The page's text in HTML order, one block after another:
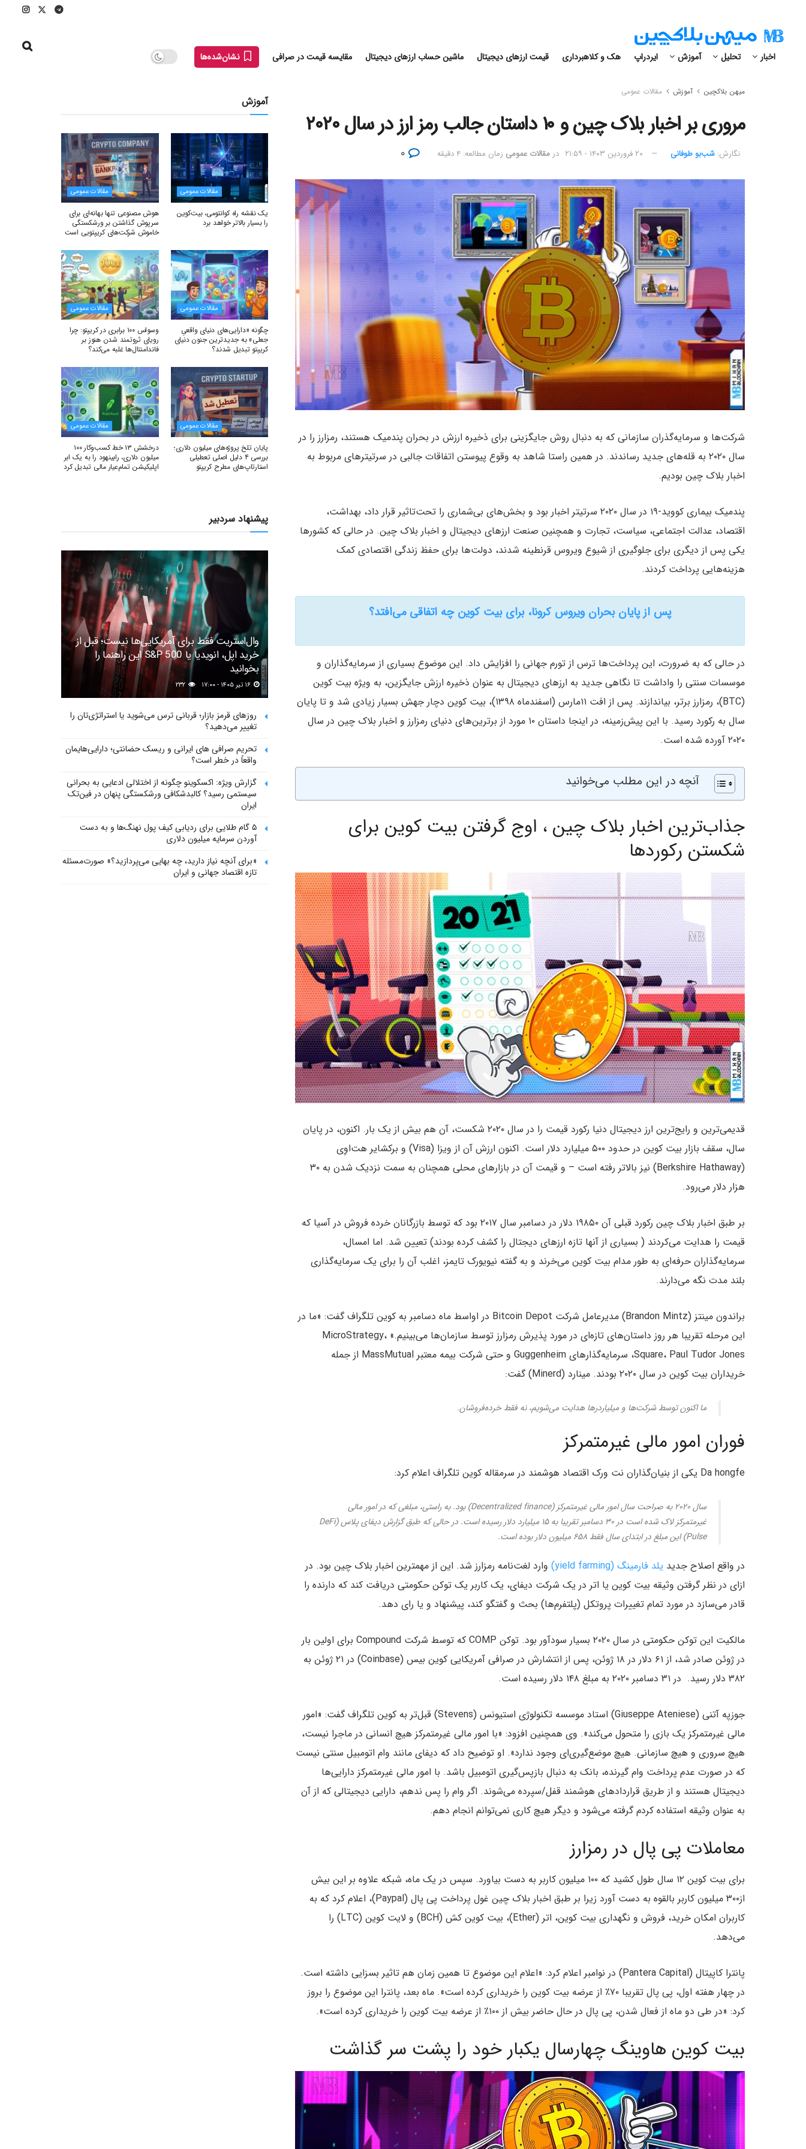
اخبار تحلیل آموزش ایردراپ هک و کلاهبرداری قیمت ارزهای دیجیتال ماشین حساب ارزهای دیجیتال مقایسه قیمت در صرافی نشان‌شده‌ها
میهن بلاکچین آموزش مقالات عمومی
مروری بر اخبار بلاک چین و ۱۰ داستان جالب رمز ارز در سال ۲۰۲۰
نگارش:‌ شب‌بو طوفانی ۲۰ فروردین ۱۴۰۳ - ۲۱:۵۹ در مقالات عمومی زمان مطالعه: ۴ دقیقه
شرکت‌ها و سرمایه‌گذران سازمانی که به دنبال روش جایگزینی برای ذخیره ارزش در بحران پندمیک هستند، رمزارز را در
سال ۲۰۲۰ به قله‌های جدید رساندند. در همین راستا شاهد به وقوع پیوستن اتفاقات جالبی در سرتیترهای مربوط به
اخبار بلاک چین بودیم.
پندمیک بیماری کووید-۱۹ در سال ۲۰۲۰ سرتیتر اخبار بود و بخش‌های بی‌شماری را تحت‌تاثیر قرار داد، بهداشت،
اقتصاد، عدالت اجتماعی، سیاست، تجارت و همچنین صنعت ارزهای دیجیتال و اخبار بلاک چین. در حالی که کشورها
یکی پس از دیگری برای جلوگیری از شیوع ویروس قرنطینه شدند، دولت‌ها برای حفظ زندگی اقتصادی کمک
هزینه‌هایی پرداخت کردند.
پس از پایان بحران ویروس کرونا، برای بیت کوین چه اتفاقی می‌افتد؟
در حالی که به ضرورت، این پرداخت‌ها ترس از تورم جهانی را افزایش داد. این موضوع بسیاری از سرمایه‌گذاران و
موسسات سنتی را واداشت تا نگاهی جدید به ارزهای دیجیتال به عنوان ذخیره ارزش جایگزین، به ویژه بیت کوین
(BTC)، رمزارز برتر، بیاندازند. پس از افت ۱۱مارس (اسفندماه ۱۳۹۸)، بیت کوین دچار جهش بسیار زیادی شد و تا پایان
سال به رکورد رسید. با این پیش‌زمینه، در اینجا داستان ۱۰ مورد از برترین‌های دنیای رمزارز و اخبار بلاک چین در سال
۲۰۲۰ آورده شده است.
آنچه در این مطلب می‌خوانید
جذاب‌ترین اخبار بلاک چین ، اوج گرفتن بیت کوین برای
شکستن رکوردها
قدیمی‌ترین و رایج‌ترین ارز دیجیتال دنیا رکورد قیمت را در سال ۲۰۲۰ شکست، آن هم بیش از یک بار. اکنون، در پایان
سال، سقف بازار بیت کوین در حدود ۵۰۰ میلیارد دلار است. اکنون ارزش آن از ویزا (Visa) و برکشایر هت‌اوِی
(Berkshire Hathaway) نیز بالاتر رفته است – و قیمت آن در بازارهای محلی همچنان به سمت نزدیک شدن به ۳۰
هزار دلار می‌رود.
بر طبق اخبار بلاک چین رکورد قبلی آن ۱۹۸۵۰ دلار در دسامبر سال ۲۰۱۷ بود که توسط بازرگانان خرده فروش در آسیا که
قیمت را هدایت می‌کردند ( بسیاری از آنها تازه ارزهای دیجتال را کشف کرده بودند) تعیین شد. اما امسال،
سرمایه‌گذاران حرفه‌ای به طور مدام بیت کوین می‌خرند و به گفته نیویورک تایمز، اغلب آن را برای یک سرمایه‌گذاری
بلند مدت نگه می‌دارند.
براندون مینتز (Brandon Mintz) مدیرعامل شرکت Bitcoin Depot در اواسط ماه دسامبر به کوین تلگراف گفت: «ما در
این مرحله تقریبا هر روز داستان‌های تازه‌ای در مورد پذیرش رمزارز توسط سازمان‌ها می‌بینیم.» MicroStrategy،
Square، Paul Tudor Jones، سرمایه‌گذارهای Guggenheim و حتی شرکت بیمه معتبر MassMutual از جمله
خریداران بیت کوین در سال ۲۰۲۰ بودند. مینارد (Minerd) گفت:
ما اکنون توسط شرکت‌ها و میلیاردرها هدایت می‌شویم، نه فقط خرده‌فروشان.
فوران امور مالی غیرمتمرکز
Da hongfe یکی از بنیان‌گذاران نت ورک اقتصاد هوشمند در سرمقاله کوین تلگراف اعلام کرد:
سال ۲۰۲۰ به صراحت سال امور مالی غیرمتمرکز (Decentralized finance) بود. به راستی، مبلغی که در امور مالی
غیرمتمرکز لاک شده است در ۳۰ دسامبر تقریبا به ۱۵ میلیارد دلار رسیده است. در حالی که طبق گزارش دیفای پلاس (DeFi
Pulse) این مبلغ در ابتدای سال فقط ۶۵۸ میلیون دلار بوده است.
در واقع اصلاح جدید یلد فارمینگ (yield farming)
وارد لغت‌نامه رمزارز شد. این از مهمترین اخبار بلاک چین بود. در
ازای در نظر گرفتن وثیقه بیت کوین یا اتر در یک شرکت دیفای، یک کاربر یک توکن حکومتی دریافت کند که دارنده را
قادر می‌سازد در مورد تمام تغییرات پروتکل (پلتفرم‌ها) بحث و گفتگو کند، پیشنهاد و یا رای دهد.
مالکیت این توکن حکومتی در سال ۲۰۲۰ بسیار سودآور بود. توکن COMP که توسط شرکت Compound برای اولین بار
در ژوئن صادر شد، از ۶۱ دلار در ۱۸ ژوئن، پس از انتشارش در صرافی آمریکایی کوین بیس (Coinbase) در ۲۱ ژوئن به
۳۸۲ دلار رسید. در ۳۱ دسامبر ۲۰۲۰ به مبلغ ۱۴۸ دلار رسیده است.
جوزپه آتنی (Giuseppe Ateniese) استاد موسسه تکنولوژی استیونس (Stevens) قبل‌تر به کوین تلگراف گفت: «امور
مالی غیرمتمرکز یک بازی را متحول می‌کند». وی همچنین افزود: «با امور مالی غیرمتمرکز هیچ انسانی در ماجرا نیست،
هیچ سروری و هیچ سازمانی. هیچ موضع‌گیری‌ای وجود ندارد». او توضیح داد که دیفای مانند وام اتومبیل سنتی نیست
که در صورت عدم پرداخت وام گیرنده، بانک به دنبال بازپس‌گیری اتومبیل باشد. با امور مالی غیرمتمرکز دارایی‌ها
دیجیتال هستند و از طریق قراردادهای هوشمند قفل/سپرده می‌شوند. اگر وام را پس ندهم، دارایی دیجیتالی که از آن
به عنوان وثیقه استفاده کردم گرفته می‌شود و دیگر هیچ‌ کاری نمی‌توانم انجام دهم.
معاملات پی پال در رمزارز
برای بیت کوین ۱۲ سال طول کشید که ۱۰۰ میلیون کاربر به دست بیاورد. سپس در یک ماه، شبکه علاوه بر این بیش
از۳۰۰ میلیون کاربر بالقوه به دست آورد زیرا بر طبق اخبار بلاک چین غول پرداخت پی پال (Paypal)، اعلام کرد که به
کاربران امکان خرید، فروش و نگهداری بیت کوین، اتر (Ether)، بیت کوین کش (BCH) و لایت کوین (LTC) را
می‌دهد.
پانترا کاپیتال (Pantera Capital) در نوامبر اعلام کرد: «اعلام این موضوع تا همین زمان هم تاثیر بسزایی داشته است.
در چهار هفته اول، پی پال تقریبا ۷۰٪ از عرضه بیت کوین را خریداری کرده است». ماه بعد، پانترا این موضوع را بروز
کرد: «در طی دو ماه از فعال شدن، پی پال در حال حاضر بیش از ۱۰۰٪ از عرضه بیت کوین را خریداری کرده است».
بیت کوین هاوینگ چهارسال یکبار خود را پشت سر گذاشت
آموزش
مقالات عمومی
یک نقشه راه کوانتومی، بیت‌کوین
را بسیار بالاتر خواهد برد
مقالات عمومی
هوش مصنوعی تنها بهانه‌ای برای
سرپوش گذاشتن بر ورشکستگی
خاموش شرکت‌های کریپتویی است
مقالات عمومی
چگونه «دارایی‌های دنیای واقعیِ
جعلی» به جدیدترین جنون دنیای
کریپتو تبدیل شدند؟
مقالات عمومی
وسواس ۱۰۰ برابری در کریپتو: چرا
رویای ثروتمند شدن هنوز بر
فاندامنتال‌ها غلبه می‌کند؟
مقالات عمومی
پایان تلخ پروژه‌های میلیون دلاری؛
بررسی ۴ دلیل اصلی تعطیلی
استارتاپ‌های مطرح کریپتو
مقالات عمومی
درخشش ۱۳ خط کسب‌وکار ۱۰۰
میلیون دلاری، رابینهود را به یک ابر
اپلیکیشن تمام‌عیار مالی تبدیل کرد
پیشنهاد سردبیر
وال‌استریت فقط برای آمریکایی‌ها نیست؛ قبل از
خرید اپل، انویدیا یا S&P 500 این راهنما را
بخوانید
روزهای قرمز بازار؛ قربانی ترس می‌شوید یا استراتژی‌تان را
تغییر می‌دهید؟
تحریم صرافی های ایرانی و ریسک حضانتی؛ دارایی‌هایمان
واقعاً در خطر است؟
گزارش ویژه: اکسکوینو چگونه از اختلالی ادعایی به بحرانی
سیستمی رسید؟ کالبدشکافی ورشکستگی پنهان در فین‌تک
ایران
۵ گام طلایی برای ردیابی کیف پول‌ نهنگ‌ها و به دست
آوردن سرمایه میلیون دلاری
«برای آنچه نیاز دارید، چه بهایی می‌پردازید؟» صورت‌مسئله
تازه اقتصاد جهانی و ایران